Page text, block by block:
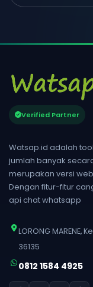
Verified Partner
Watsap.id adalah
jumlah banyak
merupakan versi
Dengan fitur-fitur
api chat whatsapp
LORONG MARENE,
36135
0812 1584 4925